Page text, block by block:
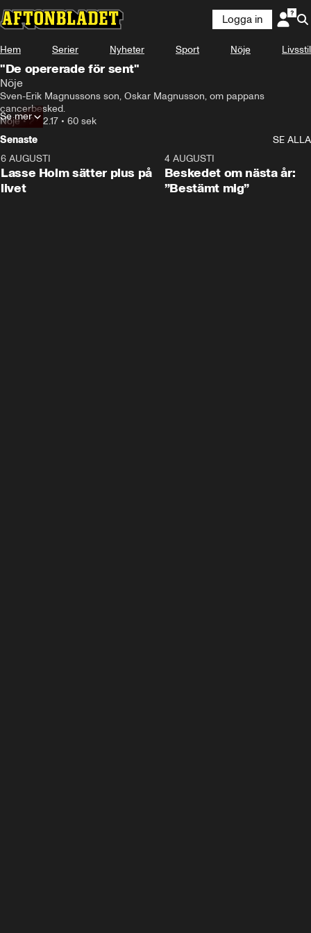
Logga in
Hem Serier Nyheter Sport Nöje Livsstil
"De opererade för sent"
Nöje
Sven-Erik Magnussons son, Oskar Magnusson, om pappans
cancerbesked.
Nöje•27.12.17 • 60 sek
Se mer
Senaste
SE ALLA
6 AUGUSTI
Lasse Holm sätter plus på
livet
4 AUGUSTI
Beskedet om nästa år:
”Bestämt mig”